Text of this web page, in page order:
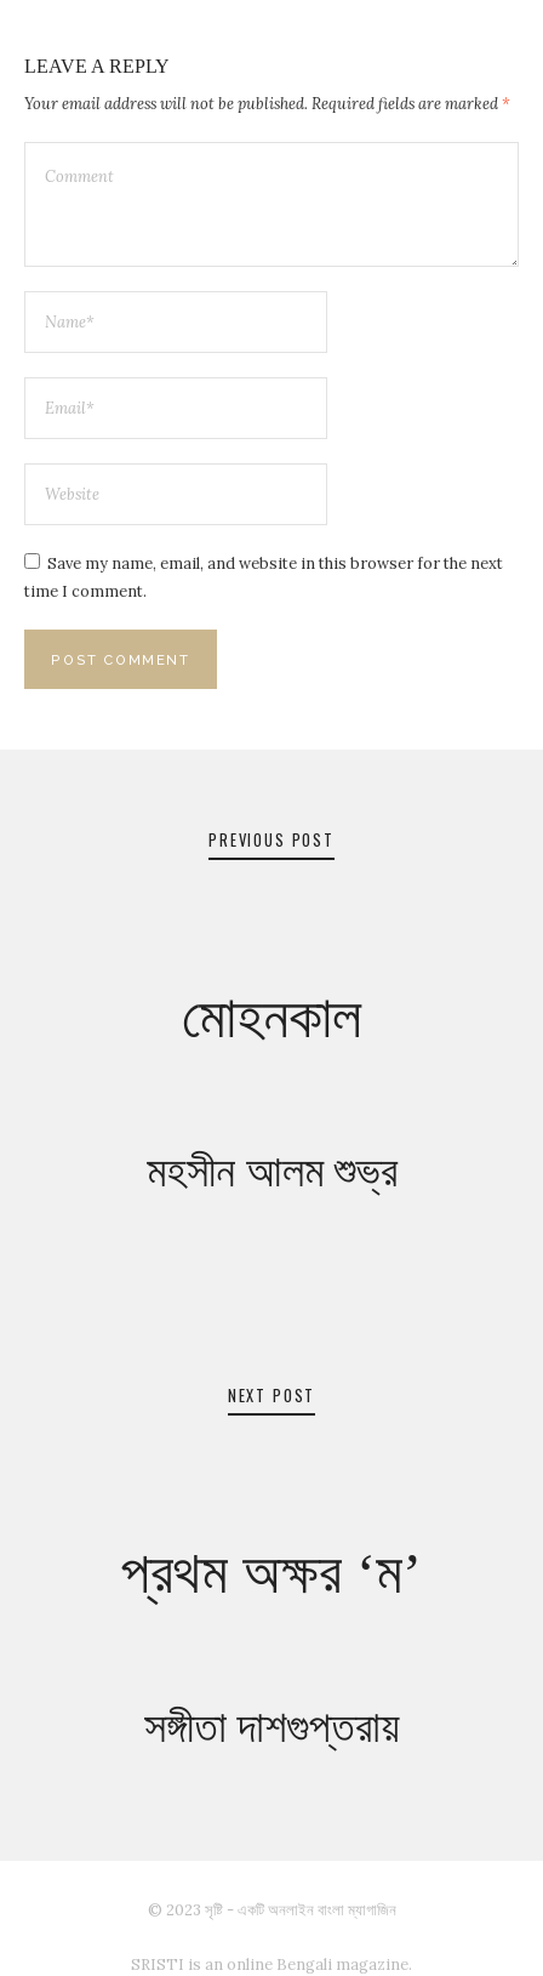
LEAVE A REPLY
Your email address will not be published. Required fields are marked*
Save my name, email, and website in this browser for the next
time I comment.
navigation
PREVIOUS POST
মোহনকাল
মহসীন আলম শুভ্র
NEXT POST
প্রথম অক্ষর ‘ম’
সঙ্গীতা দাশগুপ্তরায়
© 2023 সৃষ্টি - একটি অনলাইন বাংলা ম্যাগাজিন
SRISTI is an online Bengali magazine.